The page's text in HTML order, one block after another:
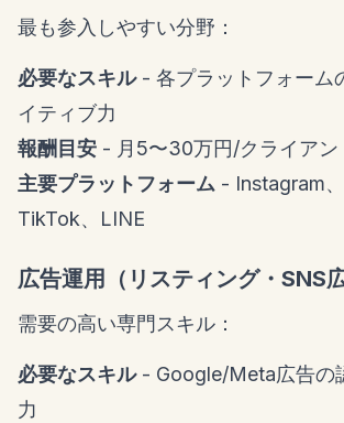
最も参入しやすい分野：
必要なスキル- 各プラットフォーム
イティブ力
報酬目安 - 月5〜30万円/クライアン
主要プラットフォーム - Instagram
TikTok、LINE
広告運用（リスティング・SNS広
需要の高い専門スキル：
必要なスキル- Google/Meta広告の
力